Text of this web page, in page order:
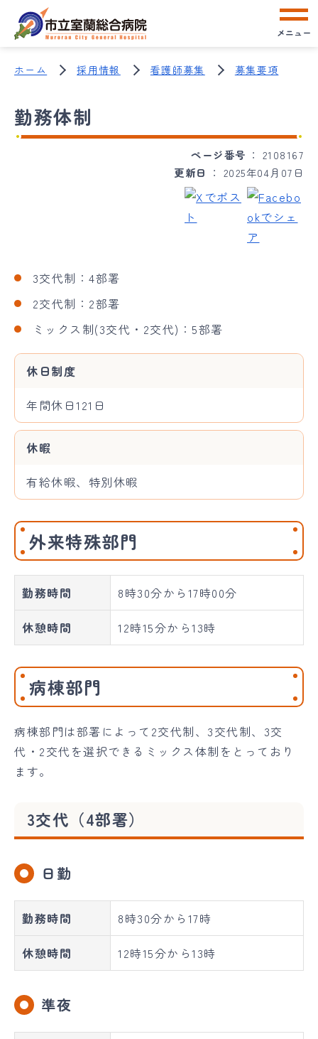
メニュー
ホーム 採用情報 看護師募集 募集要項
勤務体制
ページ番号
2108167
更新日
2025年04月07日
3交代制：4部署
2交代制：2部署
ミックス制(3交代・2交代)：5部署
休日制度
年間休日121日
休暇
有給休暇、特別休暇
外来特殊部門
勤務時間 8時30分から17時00分
休憩時間 12時15分から13時
病棟部門
病棟部門は部署によって2交代制、3交代制、3交
代・2交代を選択できるミックス体制をとっており
ます。
3交代（4部署）
日勤
勤務時間 8時30分から17時
休憩時間 12時15分から13時
準夜